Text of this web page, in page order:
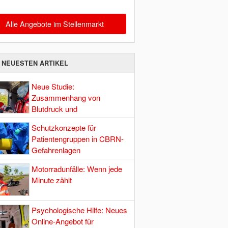
Alle Angebote im Stellenmarkt
ARTIKEL
Neue Studie:
Zusammenhang von
Blutdruck und
Hirndurchblutung
Schutzkonzepte für
Patientengruppen in CBRN-
Gefahrenlagen
Motorradunfälle: Wenn jede
Minute zählt
Psychologische Hilfe: Neues
Online-Angebot für